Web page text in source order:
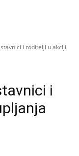
i roditelji u akciji
i